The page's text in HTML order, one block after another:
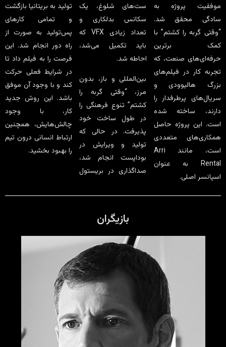
موفقیت پروژه به
سادگی محقق شد.
“وقتی گربه را کشتم” با
کمک برترین
حرفه‌ای‌های صنعت، که
تجربه کار در فیلم‌های
بزرگ هالیوودی و
سریال‌های پرطرفدار را
دارند، ساخته شده
است. این پروژه حاصل
همکاری‌های متعددی
است، مانند Arri
Rental به عنوان
اسپانسر اصلی.
ست‌های شلوغ، یک
سکانس بدلکاری و
تعداد زیادی VFX که
باید تکمیل می‌شد،
احاطه شد.
بین‌المللی و باز، بدون
مرز، “وقتی گربه را
کشتم” تنوع فرهنگی را
در طول ساخت خود
پذیرفت. در حالی که
تولید و ویرایش در
بوداپست انجام شد،
صداگذاری در بریستول
تولید به بریتانیا بازگشت
و تمامی کارهای
پس‌تولید به صورت از
راه دور انجام شد. این
فرصت را به فیلم داد تا
در شرایط فعلی حرکت
کند و با وجود آن موفق
باشد. این روش جدید
کار، با وجود
چالش‌هایش، همچنین
ارتباط انسانی درون تیم
را بهبود بخشید.
بازیگران